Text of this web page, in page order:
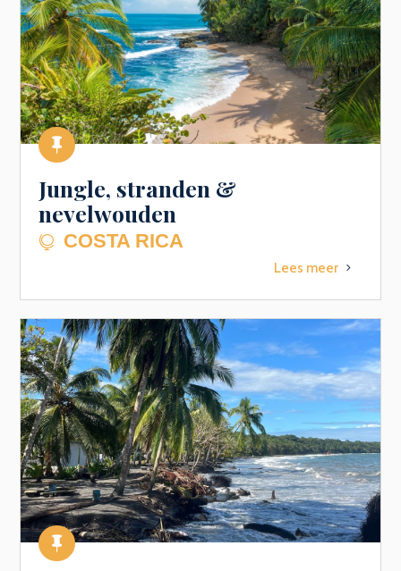

Jungle, stranden &
nevelwouden
 COSTA RICA
Lees meer 5
